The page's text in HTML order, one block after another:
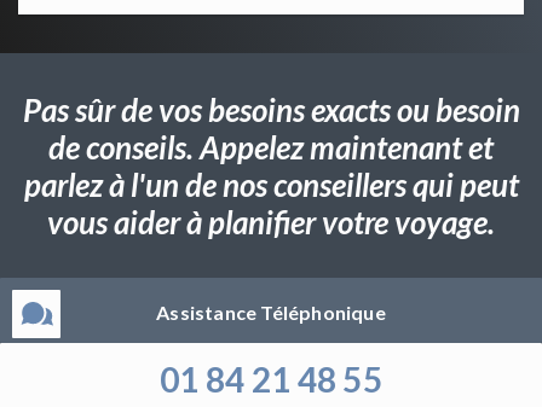
Pas sûr de vos besoins exacts ou besoin
de conseils. Appelez maintenant et
parlez à l'un de nos conseillers qui peut
vous aider à planifier votre voyage.
Assistance Téléphonique
01 84 21 48 55